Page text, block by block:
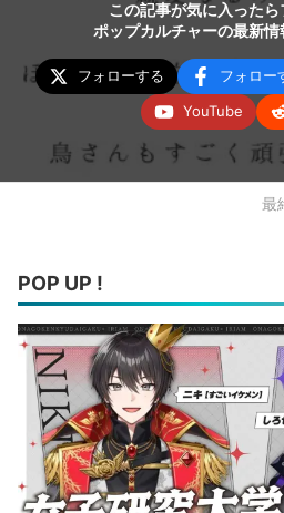
この記事が気に入ったら
ポップカルチャーの最新
フォローする フォロー
YouTube
最
POP UP !